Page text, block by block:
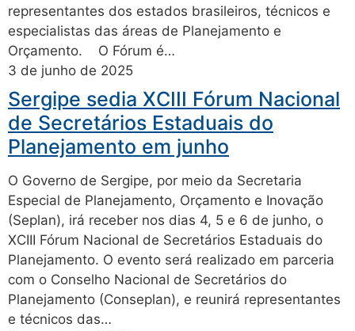
representantes dos estados brasileiros, técnicos e
especialistas das áreas de Planejamento e
Orçamento. O Fórum é…
3 de junho de 2025
Sergipe sedia XCIII Fórum Nacional
de Secretários Estaduais do
Planejamento em junho
O Governo de Sergipe, por meio da Secretaria
Especial de Planejamento, Orçamento e Inovação
(Seplan), irá receber nos dias 4, 5 e 6 de junho, o
XCIII Fórum Nacional de Secretários Estaduais do
Planejamento. O evento será realizado em parceria
com o Conselho Nacional de Secretários do
Planejamento (Conseplan), e reunirá representantes
e técnicos das…